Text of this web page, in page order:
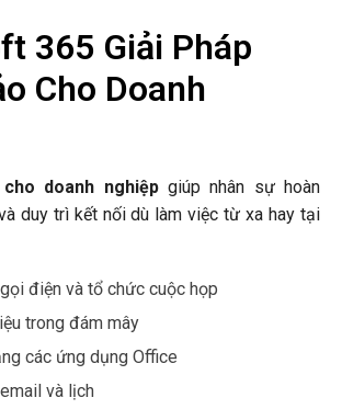
365 Giải Pháp
Cho Doanh
doanh nghiệpgiúp nhân sự hoàn
duy trì kết nối dù làm việc từ xa hay tại
điện và tổ chức cuộc họp
trong đám mây
các ứng dụng Office
và lịch